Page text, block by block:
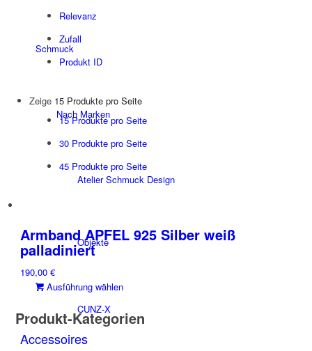
Schmuck
Nach Marken
Atelier Schmuck Design
Objekte
CUNZ-X
Relevanz
Zufall
Produkt ID
Zeige 15 Produkte pro Seite
15 Produkte pro Seite
30 Produkte pro Seite
45 Produkte pro Seite
Armband APFEL 925 Silber weiß
palladiniert
190,00€
Ausführung wählen
weist
Produkt-Kategorien
Accessoires